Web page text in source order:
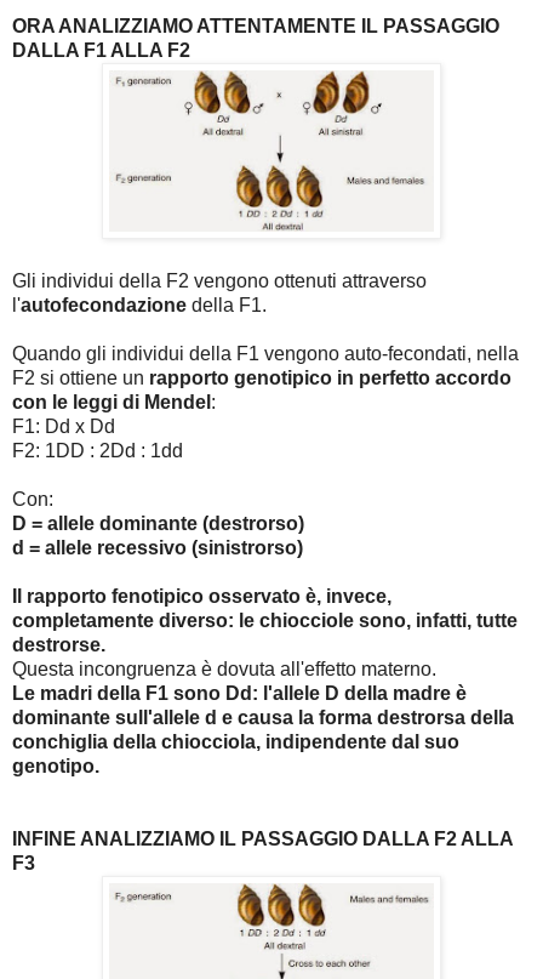
ORA ANALIZZIAMO ATTENTAMENTE IL PASSAGGIO
DALLA F1 ALLA F2
Gli individui della F2 vengono ottenuti attraverso
l'autofecondazione della F1.
Quando gli individui della F1 vengono auto-fecondati, nella
F2 si ottiene un rapporto genotipico in perfetto accordo
con le leggi di Mendel :
F1: Dd x Dd
F2: 1DD : 2Dd : 1dd
Con:
D = allele dominante (destrorso)
d = allele recessivo (sinistrorso)
Il rapporto fenotipico osservato è, invece,
completamente diverso: le chiocciole sono, infatti, tutte
destrorse.
Questa incongruenza è dovuta all'effetto materno.
Le madri della F1 sono Dd: l'allele D della madre è
dominante sull'allele d e causa la forma destrorsa della
conchiglia della chiocciola, indipendente dal suo
genotipo.
INFINE ANALIZZIAMO IL PASSAGGIO DALLA F2 ALLA
F3